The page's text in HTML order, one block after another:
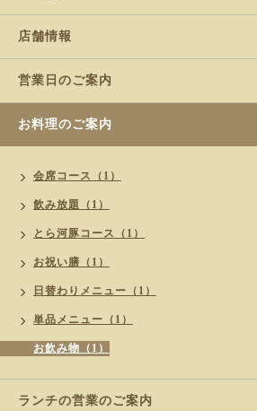
店舗情報
営業日のご案内
お料理のご案内
会席コース（1）
飲み放題（1）
とら河豚コース（1）
お祝い膳（1）
日替わりメニュー（1）
単品メニュー（1）
お飲み物（1）
ランチの営業のご案内